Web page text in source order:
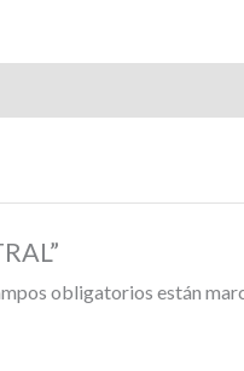
obligatorios están